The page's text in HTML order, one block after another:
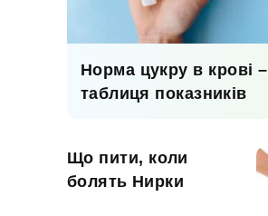
Норма цукру в крові –
таблиця показників
Що пити, коли
болять Нирки